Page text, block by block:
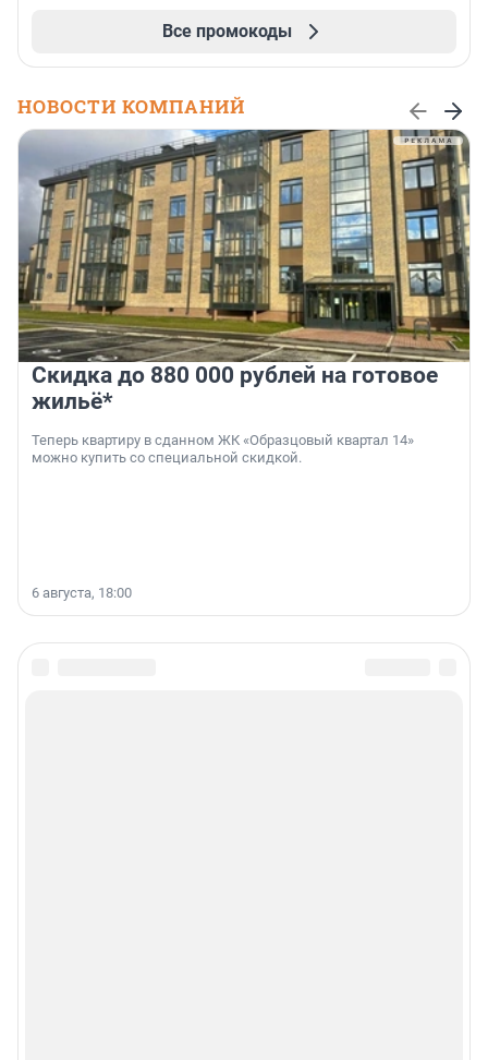
Все промокоды
НОВОСТИ КОМПАНИЙ
Скидка до 880 000 рублей на готовое
жильё*
Теперь квартиру в сданном ЖК «Образцовый квартал 14»
можно купить со специальной скидкой.
6 августа, 18:00